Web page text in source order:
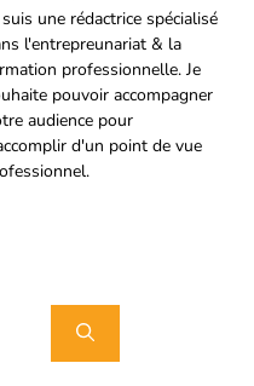
suis une rédactrice spécialisé
l'entrepreunariat & la
professionnelle. Je
pouvoir accompagner
audience pour
d'un point de vue